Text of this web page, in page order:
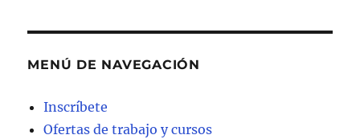
MENÚ DE NAVEGACIÓN
Inscríbete
Ofertas de trabajo y cursos